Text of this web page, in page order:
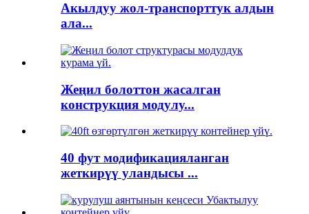
Акылдуу жол-транспорттук алдын
ала...
Жеңил болоттон жасалган
конструкция модулу...
40 фут модификацияланган
жеткирүү уландысы ...